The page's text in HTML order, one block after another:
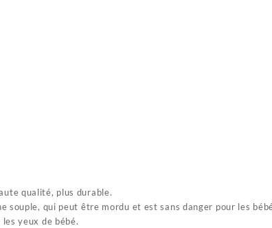
qualité, plus durable.
souple, qui peut être mordu et est sans danger pour les
yeux de bébé.